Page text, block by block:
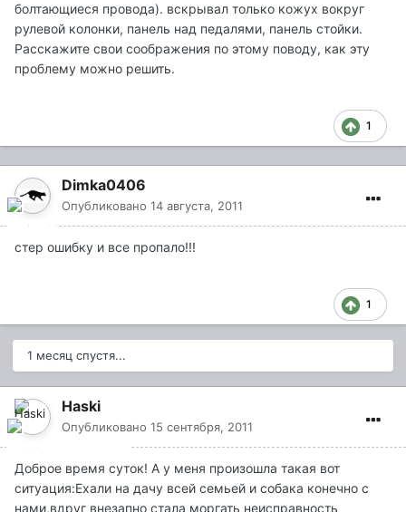
болтающиеся провода). вскрывал только кожух вокруг
рулевой колонки, панель над педалями, панель стойки.
Расскажите свои соображения по этому поводу, как эту
проблему можно решить.
1
Dimka0406
Опубликовано 14 августа, 2011
стер ошибку и все пропало!!!
1
1 месяц спустя...
Haski
Опубликовано 15 сентября, 2011
Доброе время суток! А у меня произошла такая вот
ситуация:Ехали на дачу всей семьей и собака конечно с
нами,вдруг внезапно стала моргать неисправность